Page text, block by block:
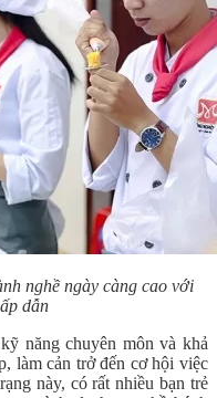
nghề ngày càng cao với
dẫn
năng chuyên môn và khả
làm cản trở đến cơ hội việc
này, có rất nhiều bạn trẻ